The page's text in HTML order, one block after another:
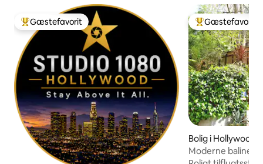
Bedste gæstefavorit
Gæstefavorit Bedste
Gæstefavorit
Bolig i Hollywood
Moderne